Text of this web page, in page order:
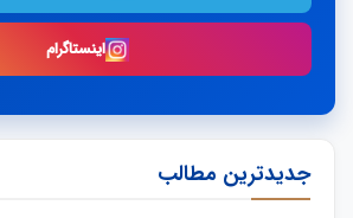
اینستاگرام
جدیدترین مطالب